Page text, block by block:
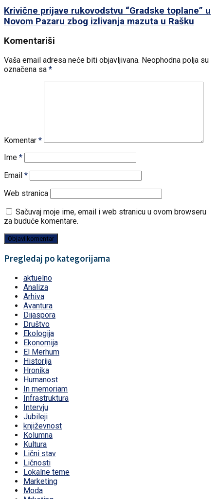
Krivične prijave rukovodstvu “Gradske toplane” u
Novom Pazaru zbog izlivanja mazuta u Rašku
Komentariši
Vaša email adresa neće biti objavljivana. Neophodna polja su
označena sa *
Komentar *
Ime *
Email *
Web stranica
Sačuvaj moje ime, email i web stranicu u ovom browseru
za buduće komentare.
Pregledaj po kategorijama
aktuelno
Analiza
Arhiva
Avantura
Dijaspora
Društvo
Ekologija
Ekonomija
El Merhum
Historija
Hronika
Humanost
In memoriam
Infrastruktura
Intervju
Jubileji
književnost
Kolumna
Kultura
Lični stav
Ličnosti
Lokalne teme
Marketing
Moda